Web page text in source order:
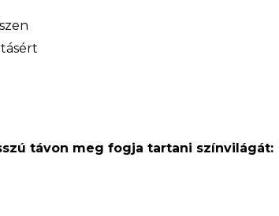
távon meg fogja tartani színvilágát: